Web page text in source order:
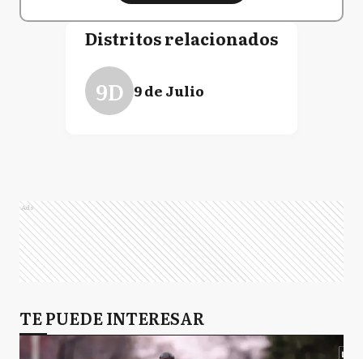
Distritos relacionados
9D 9 de Julio
Ads
TE PUEDE INTERESAR